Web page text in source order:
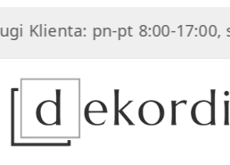
pn-pt 8:00-17:00, sob